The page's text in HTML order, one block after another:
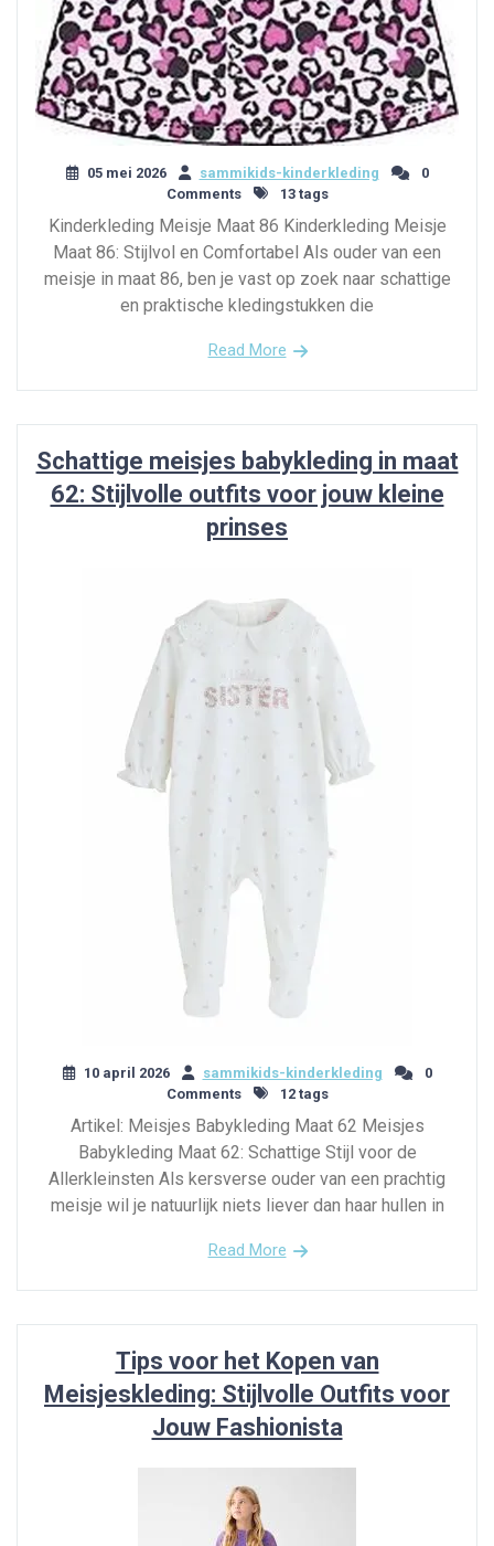
05 mei 2026 sammikids-kinderkleding
0
Comments
13 tags
Kinderkleding Meisje Maat 86 Kinderkleding Meisje
Maat 86: Stijlvol en Comfortabel Als ouder van een
meisje in maat 86, ben je vast op zoek naar schattige
en praktische kledingstukken die
Read More
Schattige meisjes babykleding in maat
62: Stijlvolle outfits voor jouw kleine
prinses
10 april 2026 sammikids-kinderkleding
0
Comments
12 tags
Artikel: Meisjes Babykleding Maat 62 Meisjes
Babykleding Maat 62: Schattige Stijl voor de
Allerkleinsten Als kersverse ouder van een prachtig
meisje wil je natuurlijk niets liever dan haar hullen in
Read More
Tips voor het Kopen van
Meisjeskleding: Stijlvolle Outfits voor
Jouw Fashionista